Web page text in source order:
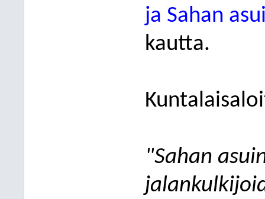
ja Sahan
kautta.
"Sahan